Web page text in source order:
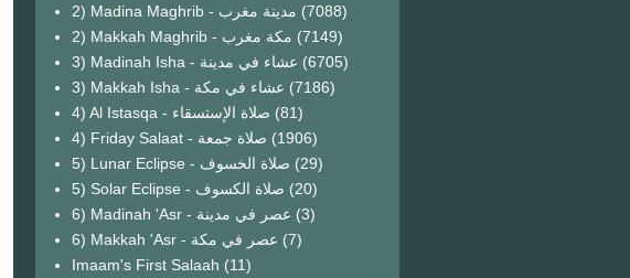
2) Madina Maghrib - مدينة مغرب (7088)
2) Makkah Maghrib - مكة مغرب (7149)
3) Madinah Isha - عشاء في مدينة (6705)
3) Makkah Isha - عشاء في مكة (7186)
4) Al Istasqa - صلاة الإستسقاء (81)
4) Friday Salaat - صلاة جمعة (1906)
5) Lunar Eclipse - صلاة الخسوف (29)
(20)
6) Madinah 'Asr - عصر في مدينة (3)
6) Makkah 'Asr - عصر في مكة (7)
Imaam's First Salaah (11)